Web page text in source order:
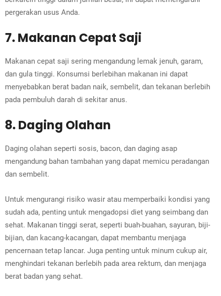
pergerakan usus Anda.
7. Makanan Cepat Saji
Makanan cepat saji sering mengandung lemak jenuh, garam,
dan gula tinggi. Konsumsi berlebihan makanan ini dapat
menyebabkan berat badan naik, sembelit, dan tekanan berlebih
pada pembuluh darah di sekitar anus.
8. Daging Olahan
Daging olahan seperti sosis, bacon, dan daging asap
mengandung bahan tambahan yang dapat memicu peradangan
dan sembelit.
Untuk mengurangi risiko wasir atau memperbaiki kondisi yang
sudah ada, penting untuk mengadopsi diet yang seimbang dan
sehat. Makanan tinggi serat, seperti buah-buahan, sayuran, biji-
bijian, dan kacang-kacangan, dapat membantu menjaga
pencernaan tetap lancar. Juga penting untuk minum cukup air,
menghindari tekanan berlebih pada area rektum, dan menjaga
berat badan yang sehat.